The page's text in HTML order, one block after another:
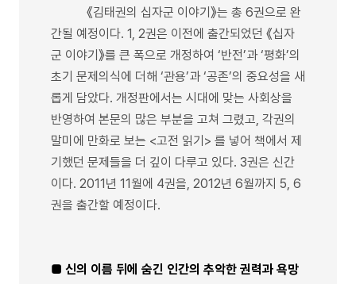
《김태권의 십자군 이야기》는 총 6권으로 완
간될 예정이다. 1, 2권은 이전에 출간되었던 《십자
군 이야기》를 큰 폭으로 개정하여 ‘반전’과 ‘평화’의
초기 문제의식에 더해 ‘관용’과 ‘공존’의 중요성을 새
롭게 담았다. 개정판에서는 시대에 맞는 사회상을
반영하여 본문의 많은 부분을 고쳐 그렸고, 각권의
말미에 만화로 보는 <고전 읽기> 를 넣어 책에서 제
기했던 문제들을 더 깊이 다루고 있다. 3권은 신간
이다. 2011년 11월에 4권을, 2012년 6월까지 5, 6
권을 출간할 예정이다.
■ 신의 이름 뒤에 숨긴 인간의 추악한 권력과 욕망